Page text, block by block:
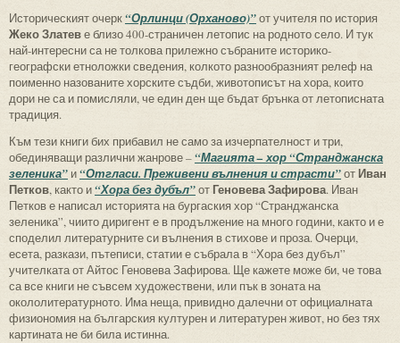
Историческият очерк“Орлинци (Орханово)”от учителя по история
Жеко Златеве близо 400-страничен летопис на родното село. И тук
най-интересни са не толкова прилежно събраните историко-
географски етноложки сведения, колкото разнообразният релеф на
поименно назованите хорските съдби, животописът на хора, които
дори не са и помисляли, че един ден ще бъдат брънка от летописната
традиция.
Към тези книги бих прибавил не само за изчерпателност и три,
обединяващи различни жанрове –“Магията – хор “Странджанска
зеленика” и“Отгласи. Преживени вълнения и страсти”от Иван
Петков, както и“Хора без дубъл”отГеновева Зафирова. Иван
Петков е написал историята на бургаския хор “Странджанска
зеленика”, чиито диригент е в продължение на много години, както и е
споделил литературните си вълнения в стихове и проза. Очерци,
есета, разкази, пътеписи, статии е събрала в “Хора без дубъл”
учителката от Айтос Геновева Зафирова. Ще кажете може би, че това
са все книги не съвсем художествени, или пък в зоната на
окололитературното. Има неща, привидно далечни от официалната
физиономия на българския културен и литературен живот, но без тях
картината не би била истинна.